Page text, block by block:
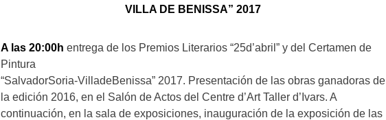
VILLA DE BENISSA” 2017
A las 20:00h entrega de los Premios Literarios “25d’abril” y del Certamen de
Pintura
“SalvadorSoria-VilladeBenissa” 2017. Presentación de las obras ganadoras de
la edición 2016, en el Salón de Actos del Centre d’Art Taller d’Ivars. A
continuación, en la sala de exposiciones, inauguración de la exposición de las